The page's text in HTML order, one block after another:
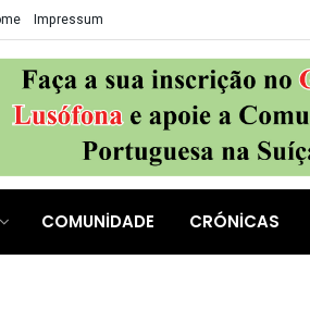
Impressum
COMUNIDADE CRÓNICAS